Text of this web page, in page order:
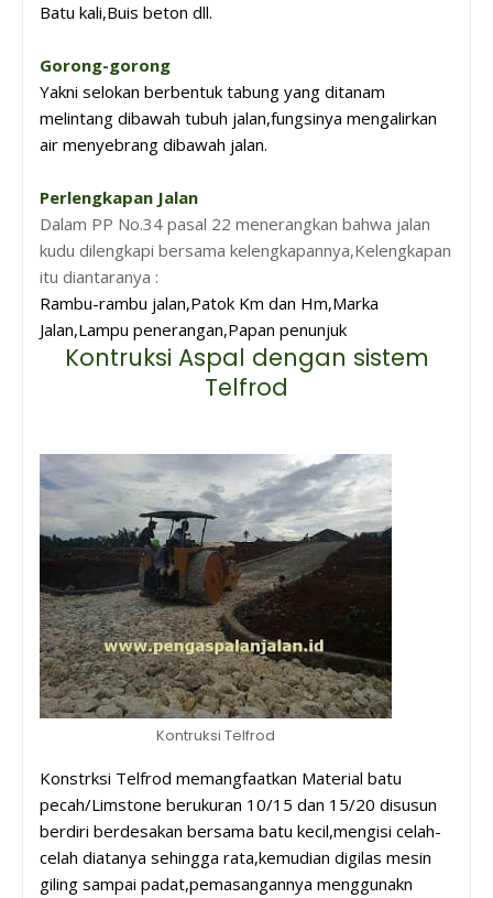
Batu kali,Buis beton dll.
Gorong-gorong
Yakni selokan berbentuk tabung yang ditanam
melintang dibawah tubuh jalan,fungsinya mengalirkan
air menyebrang dibawah jalan.
Perlengkapan Jalan
Dalam PP No.34 pasal 22 menerangkan bahwa jalan
kudu dilengkapi bersama kelengkapannya,Kelengkapan
itu diantaranya :
Rambu-rambu jalan,Patok Km dan Hm,Marka
Jalan,Lampu penerangan,Papan penunjuk
Kontruksi Aspal dengan sistem
Telfrod
Kontruksi Telfrod
Konstrksi Telfrod memangfaatkan Material batu
pecah/Limstone berukuran 10/15 dan 15/20 disusun
berdiri berdesakan bersama batu kecil,mengisi celah-
celah diatanya sehingga rata,kemudian digilas mesin
giling sampai padat,pemasangannya menggunakn